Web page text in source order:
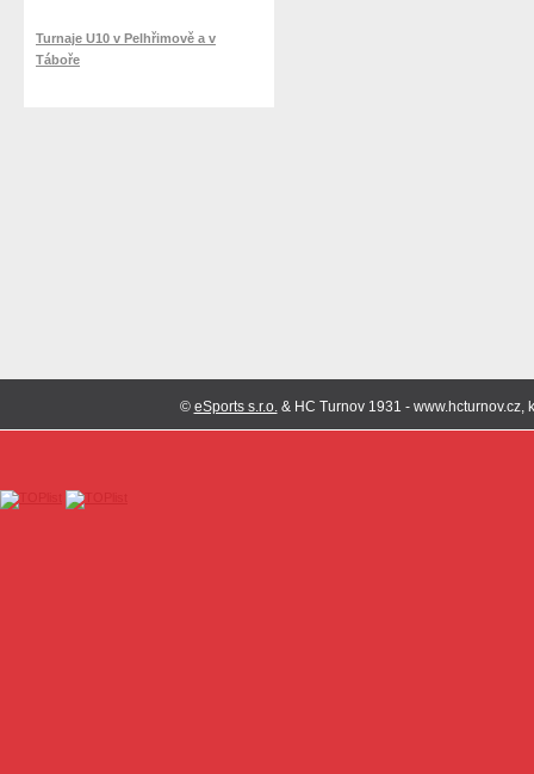
Turnaje U10 v Pelhřimově a v
Táboře
© eSports s.r.o.& HC Turnov 1931 -